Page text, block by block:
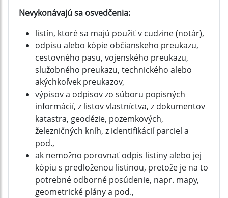
Nevykonávajú sa osvedčenia:
listín, ktoré sa majú použiť v cudzine (notár),
odpisu alebo kópie občianskeho preukazu,
cestovného pasu, vojenského preukazu,
služobného preukazu, technického alebo
akýchkoľvek preukazov,
výpisov a odpisov zo súboru popisných
informácií, z listov vlastníctva, z dokumentov
katastra, geodézie, pozemkových,
železničných kníh, z identifikácií parciel a
pod.,
ak nemožno porovnať odpis listiny alebo jej
kópiu s predloženou listinou, pretože je na to
potrebné odborné posúdenie, napr. mapy,
geometrické plány a pod.,